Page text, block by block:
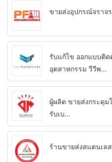
ขายส่งอุปกรณ์จราจ
รับแก้ไข ออกแบบติด
อุตสาหกรรม วีวีพ...
ผู้ผลิต ขายส่งกระดุ
รับเบ...
ร้านขายส่งสแตนเล